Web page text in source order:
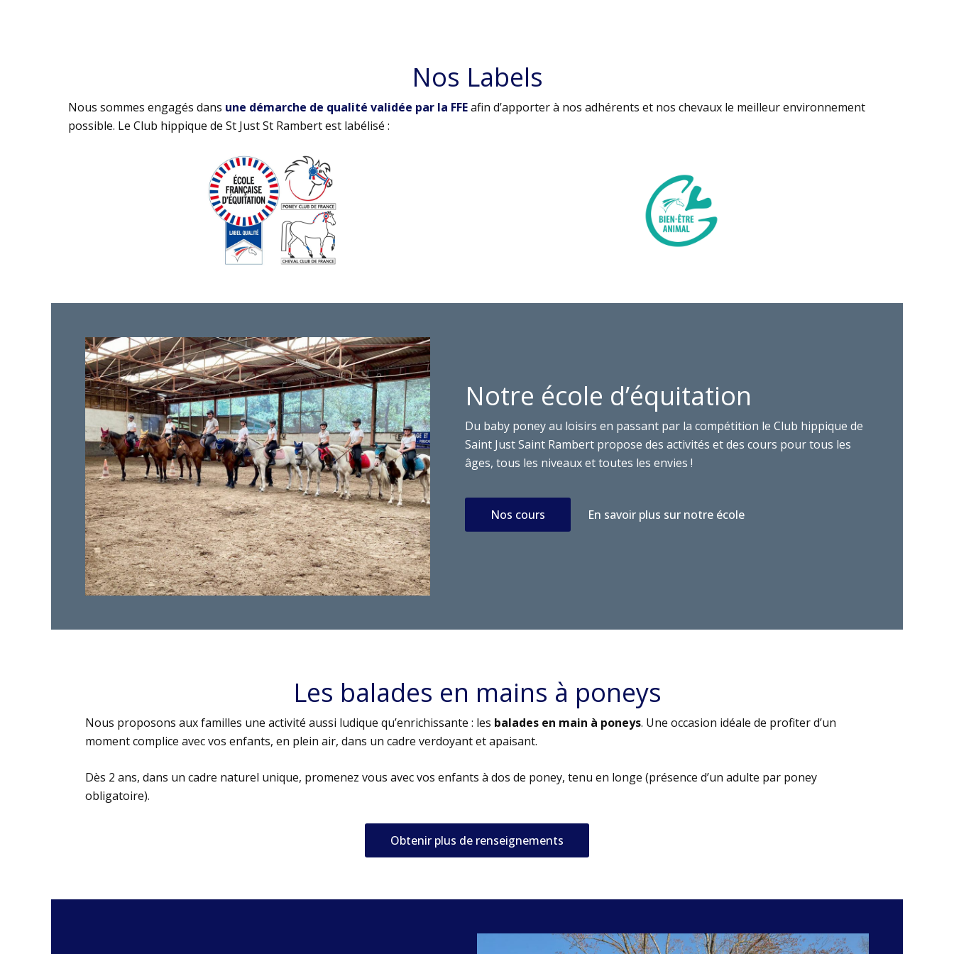
Nos Labels
Nous sommes engagés dans une démarche de qualité validée par la FFEafin d’apporter à nos adhérents et nos chevaux le meilleur environnement
possible. Le Club hippique de St Just St Rambert est labélisé :
Notre école d’équitation
Du baby poney au loisirs en passant par la compétition le Club hippique de
Saint Just Saint Rambert propose des activités et des cours pour tous les
âges, tous les niveaux et toutes les envies !
Nos cours En savoir plus sur notre école
Les balades en mains à poneys
Nous proposons aux familles une activité aussi ludique qu’enrichissante : les balades en main à poneys. Une occasion idéale de profiter d’un
moment complice avec vos enfants, en plein air, dans un cadre verdoyant et apaisant.
Dès 2 ans, dans un cadre naturel unique, promenez vous avec vos enfants à dos de poney, tenu en longe (présence d’un adulte par poney
obligatoire).
Obtenir plus de renseignements